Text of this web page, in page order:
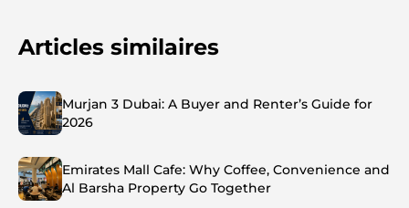
Articles similaires
Murjan 3 Dubai: A Buyer and Renter’s Guide for
2026
Emirates Mall Cafe: Why Coffee, Convenience and
Al Barsha Property Go Together